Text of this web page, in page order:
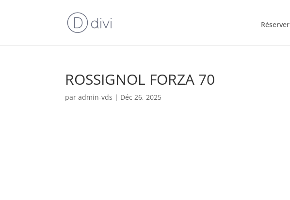
Réserver
ROSSIGNOL FORZA 70
paradmin-vds | Déc 26, 2025